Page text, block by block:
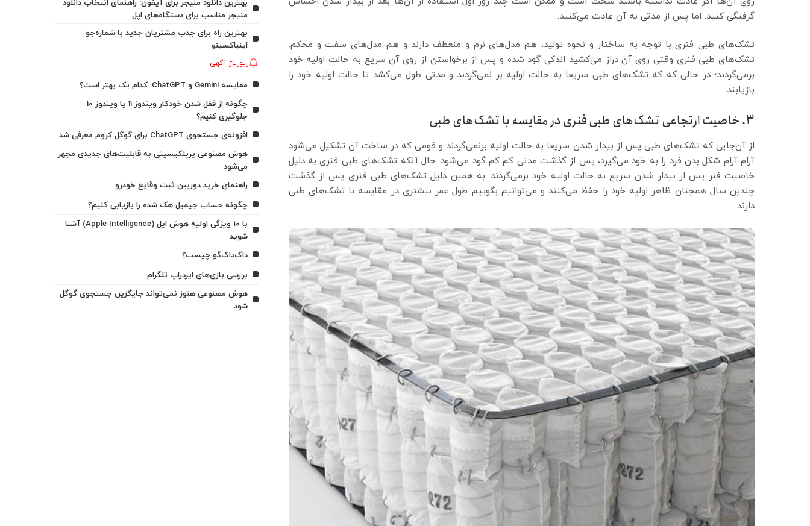
گرفتگی کنید. اما پس از مدتی به آن عادت می‌کنید.
تشک‌های طبی فنری با توجه به ساختار و نحوه تولید، هم مدل‌های نرم و منعطف دارند و هم مدل‌های سفت و محکم.
تشک‌های طبی فنری وقتی روی آن دراز می‌کشید اندکی گود شده و پس از برخواستن از روی آن سریع به حالت اولیه خود
برمی‌گردند؛ در حالی که که تشک‌های طبی سریعا به حالت اولیه بر نمی‌گردند و مدتی طول می‌کشد تا حالت اولیه خود را
بازیابند.
۳. خاصیت ارتجاعی تشک‌های طبی فنری در مقایسه با تشک‌های طبی
از آن‌جایی که تشک‌های طبی پس از بیدار شدن سریعا به حالت اولیه برنمی‌گردند و فومی که در ساخت آن تشکیل می‌شود
آرام آرام شکل بدن فرد را به خود می‌گیرد، پس از گذشت مدتی کم کم گود می‌شود. حال آنکه تشک‌های طبی فنری به دلیل
خاصیت فنر پس از بیدار شدن سریع به حالت اولیه خود بر‌می‌گردند. به همین دلیل تشک‌های طبی فنری پس از گذشت
چندین سال همچنان ظاهر اولیه خود را حفظ می‌کنند و می‌توانیم بگوییم طول عمر بیشتری در مقایسه با تشک‌های طبی
دارند.
بهترین دانلود منیجر برای آیفون: راهنمای انتخاب دانلود
منیجر مناسب برای دستگاه‌های اپل
بهترین راه برای جذب مشتریان جدید با شماره‌جو
اینباکسینو
رپورتاژ آگهی
مقایسه Gemini و ChatGPT: کدام یک بهتر است؟
چگونه از قفل شدن خودکار ویندوز 11 یا ویندوز 10
جلوگیری کنیم؟
افزونه‌ی جستجوی ChatGPT برای گوگل کروم معرفی شد
هوش مصنوعی پرپلکیسیتی به قابلیت‌های جدیدی مجهز
می‌شود
راهنمای خرید دوربین ثبت وقایع خودرو
چگونه حساب جیمیل هک شده را بازیابی کنیم؟
با ۱۰ ویژگی اولیه هوش اپل (Apple Intelligence) آشنا
شوید
داک‌داک‌گو چیست؟
بررسی بازی‌های ایردراپ تلگرام
هوش مصنوعی هنوز نمی‌تواند جایگزین جستجوی گوگل
شود